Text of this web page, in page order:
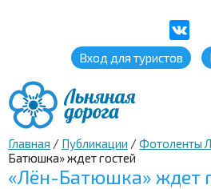
Вход для туристов
Главная / Публикации /Фотоленты
Батюшка» ждет гостей
«Лён-Батюшка» ждет